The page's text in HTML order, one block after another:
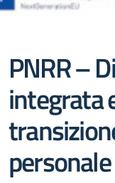
PNRR –
integrata